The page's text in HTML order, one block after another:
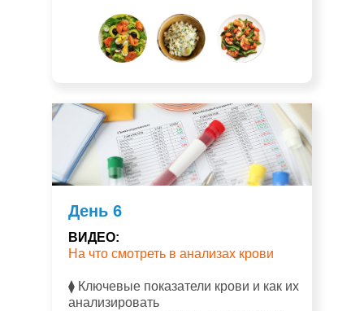
День 6
ВИДЕО:
На что смотреть в анализах крови
⧫ Ключевые показатели крови и как их
анализировать